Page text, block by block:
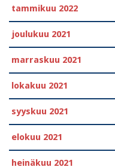
tammikuu 2022
joulukuu 2021
marraskuu 2021
lokakuu 2021
syyskuu 2021
elokuu 2021
heinäkuu 2021